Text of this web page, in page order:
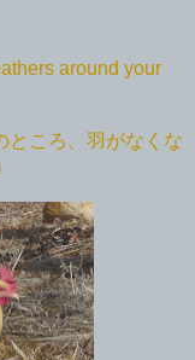
around your
ところ、羽がなくな